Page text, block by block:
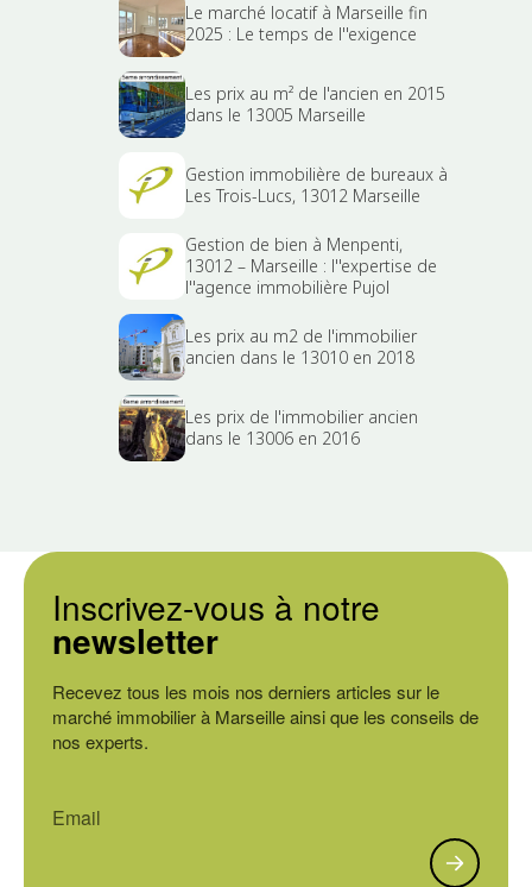
Le marché locatif à Marseille fin
2025 : Le temps de l''exigence
Les prix au m² de l'ancien en 2015
dans le 13005 Marseille
Gestion immobilière de bureaux à
Les Trois-Lucs, 13012 Marseille
Gestion de bien à Menpenti,
13012 – Marseille : l''expertise de
l''agence immobilière Pujol
Les prix au m2 de l'immobilier
ancien dans le 13010 en 2018
Les prix de l'immobilier ancien
dans le 13006 en 2016
Inscrivez-vous à notre
newsletter
Recevez tous les mois nos derniers articles sur le
marché immobilier à Marseille ainsi que les conseils de
nos experts.